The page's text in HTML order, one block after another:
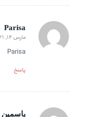
Parisa
گفته:
مارس 14, 2021 در 12:37 ب.ظ
Parisa
پاسخ
یاسمین